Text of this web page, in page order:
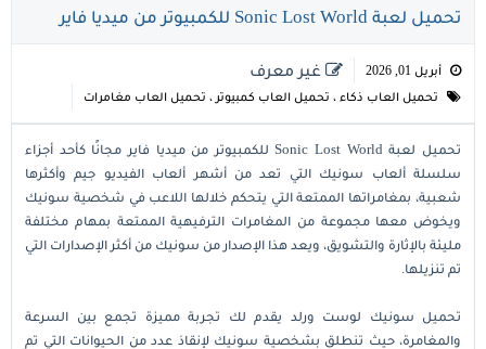
تحميل لعبة Sonic Lost World للكمبيوتر من ميديا فاير
أبريل 01, 2026
تحميل العاب ذكاء ، تحميل العاب كمبيوتر ، تحميل العاب مغامرات
غير معرف
تحميل لعبة Sonic Lost World للكمبيوتر من ميديا فاير مجانًا كأحد أجزاء
سلسلة ألعاب سونيك التي تعد من أشهر ألعاب الفيديو جيم وأكثرها
شعبية، بمغامراتها الممتعة التي يتحكم خلالها اللاعب في شخصية سونيك
ويخوض معها مجموعة من المغامرات الترفيهية الممتعة بمهام مختلفة
مليئة بالإثارة والتشويق، ويعد هذا الإصدار من سونيك من أكثر الإصدارات التي
تم تنزيلها.
تحميل سونيك لوست ورلد يقدم لك تجربة مميزة تجمع بين السرعة
والمغامرة، حيث تنطلق بشخصية سونيك لإنقاذ عدد من الحيوانات التي تم